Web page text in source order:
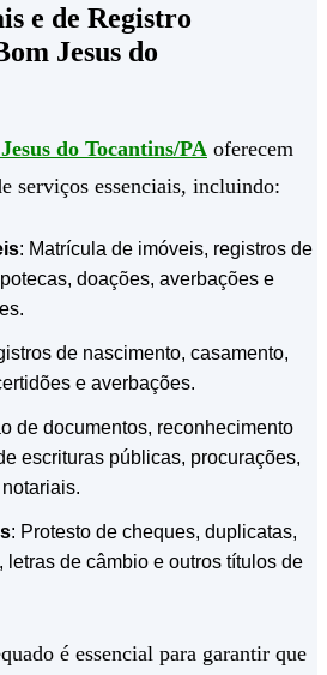
e de Registro
Jesus do
do Tocantins/PA oferecem
serviços essenciais, incluindo:
: Matrícula de imóveis, registros de
doações, averbações e
de nascimento, casamento,
e averbações.
de documentos, reconhecimento
escrituras públicas, procurações,
: Protesto de cheques, duplicatas,
letras de câmbio e outros títulos de
é essencial para garantir que